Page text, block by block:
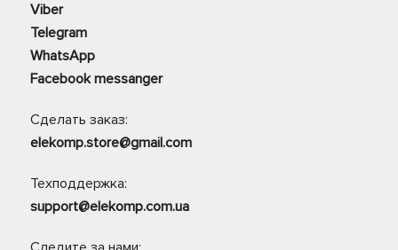
Viber
Telegram
WhatsApp
Facebook messanger
Сделать заказ:
elekomp.store@gmail.com
Техподдержка:
support@elekomp.com.ua